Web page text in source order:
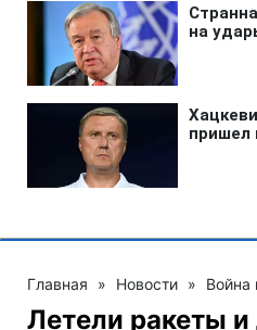
Главная » Новости » Война
Летели ракеты